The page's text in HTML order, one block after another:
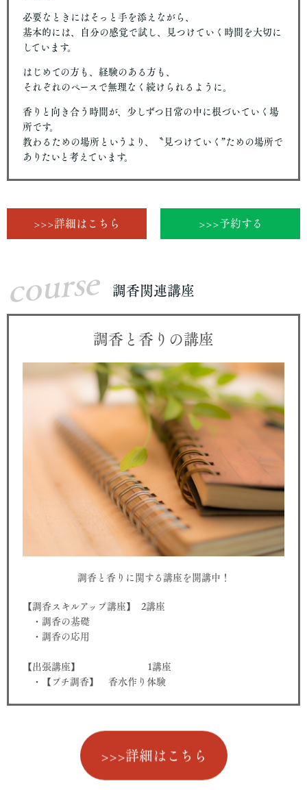
必要なときにはそっと手を添えながら、
基本的には、自分の感覚で試し、見つけていく時間を大切に
しています。
はじめての方も、経験のある方も、
それぞれのペースで無理なく続けられるように。
香りと向き合う時間が、少しずつ日常の中に根づいていく場
所です。
教わるための場所というより、〝見つけていく”ための場所で
ありたいと考えています。
>>>詳細はこちら >>>予約する
course 調香関連講座
調香と香りの講座
調香と香りに関する講座を開講中！
【調香スキルアップ講座】 2講座
・調香の基礎
・調香の応用
【出張講座】 1講座
・【プチ調香】 香水作り体験
>>>詳細はこちら